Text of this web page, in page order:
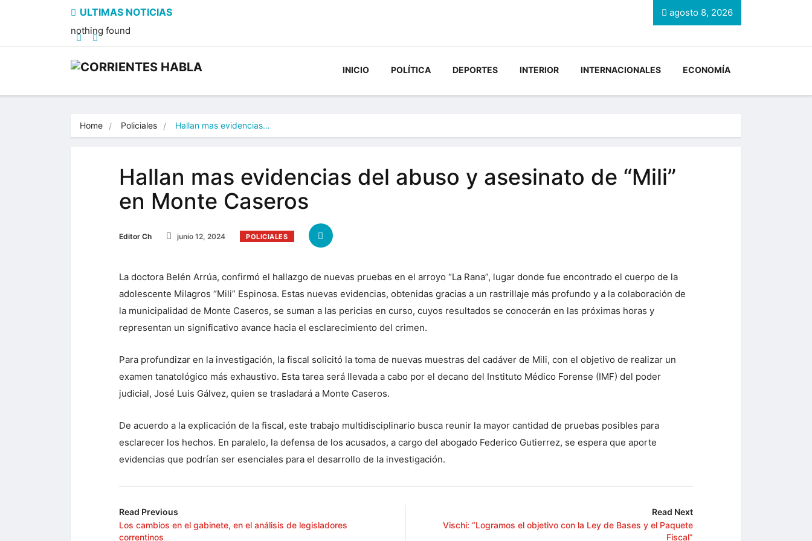
nothing found
agosto 8, 2026
INICIO POLÍTICA DEPORTES INTERIOR INTERNACIONALES ECONOMÍA
Home Policiales Hallan mas evidencias…
Hallan mas evidencias del abuso y asesinato de “Mili”
en Monte Caseros
Editor Ch junio 12, 2024 POLICIALES
La doctora Belén Arrúa, confirmó el hallazgo de nuevas pruebas en el arroyo “La Rana”, lugar donde fue encontrado el cuerpo de la
adolescente Milagros “Mili” Espinosa. Estas nuevas evidencias, obtenidas gracias a un rastrillaje más profundo y a la colaboración de
la municipalidad de Monte Caseros, se suman a las pericias en curso, cuyos resultados se conocerán en las próximas horas y
representan un significativo avance hacia el esclarecimiento del crimen.
Para profundizar en la investigación, la fiscal solicitó la toma de nuevas muestras del cadáver de Mili, con el objetivo de realizar un
examen tanatológico más exhaustivo. Esta tarea será llevada a cabo por el decano del Instituto Médico Forense (IMF) del poder
judicial, José Luis Gálvez, quien se trasladará a Monte Caseros.
De acuerdo a la explicación de la fiscal, este trabajo multidisciplinario busca reunir la mayor cantidad de pruebas posibles para
esclarecer los hechos. En paralelo, la defensa de los acusados, a cargo del abogado Federico Gutierrez, se espera que aporte
evidencias que podrían ser esenciales para el desarrollo de la investigación.
Read Previous
Los cambios en el gabinete, en el análisis de legisladores
correntinos
Read Next
Vischi: “Logramos el objetivo con la Ley de Bases y el Paquete
Fiscal”